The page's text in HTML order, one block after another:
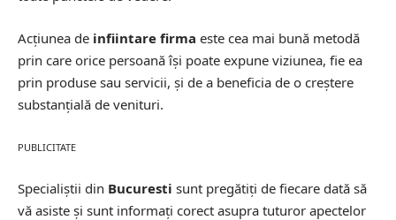
Acţiunea de infiintare firma este cea mai bună metodă
prin care orice persoană îşi poate expune viziunea, fie ea
prin produse sau servicii, şi de a beneficia de o creştere
substanţială de venituri.
PUBLICITATE
Specialiştii din Bucuresti sunt pregătiţi de fiecare dată să
vă asiste şi sunt informaţi corect asupra tuturor apectelor